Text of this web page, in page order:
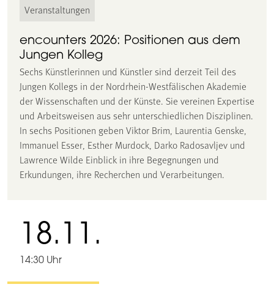
Veranstaltungen
encounters 2026: Positionen aus dem
Jungen Kolleg
Sechs Künstlerinnen und Künstler sind derzeit Teil des
Jungen Kollegs in der Nordrhein-Westfälischen Akademie
der Wissenschaften und der Künste. Sie vereinen Expertise
und Arbeitsweisen aus sehr unterschiedlichen Disziplinen.
In sechs Positionen geben Viktor Brim, Laurentia Genske,
Immanuel Esser, Esther Murdock, Darko Radosavljev und
Lawrence Wilde Einblick in ihre Begegnungen und
Erkundungen, ihre Recherchen und Verarbeitungen.
18.11.
14:30 Uhr